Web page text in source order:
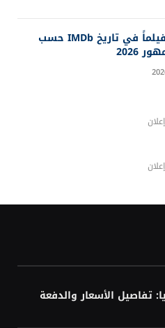
أفضل 25 فيلماً في تاريخ IMDb حسب
2026
إعلان
إعلان
تفاصيل الأسعار والدفعة